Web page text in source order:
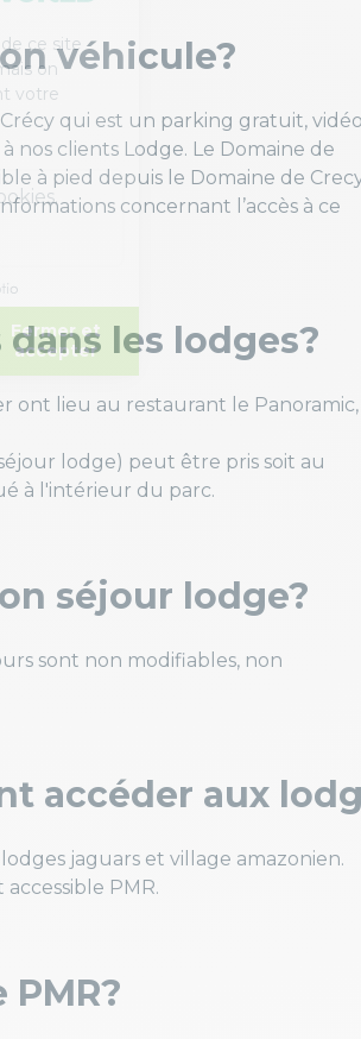
véhicule?
qui est un parking gratuit,
nos clients Lodge. Le Domaine de
à pied depuis le Domaine de
concernant l’accès à ce
les lodges?
ont lieu au restaurant le Panoramic,
lodge) peut être pris soit au
à l'intérieur du parc.
séjour lodge?
sont non modifiables, non
accéder aux
jaguars et village amazonien.
PMR.